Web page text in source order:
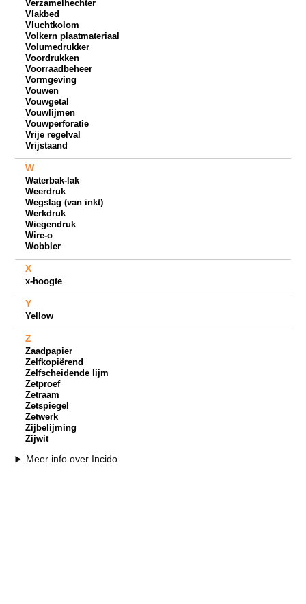
Verzamelhechter
Vlakbed
Vluchtkolom
Volkern plaatmateriaal
Volumedrukker
Voordrukken
Voorraadbeheer
Vormgeving
Vouwen
Vouwgetal
Vouwlijmen
Vouwperforatie
Vrije regelval
Vrijstaand
W
Waterbak-lak
Weerdruk
Wegslag (van inkt)
Werkdruk
Wiegendruk
Wire-o
Wobbler
X
x-hoogte
Y
Yellow
Z
Zaadpapier
Zelfkopiërend
Zelfscheidende lijm
Zetproef
Zetraam
Zetspiegel
Zetwerk
Zijbelijming
Zijwit
Meer info over Incido